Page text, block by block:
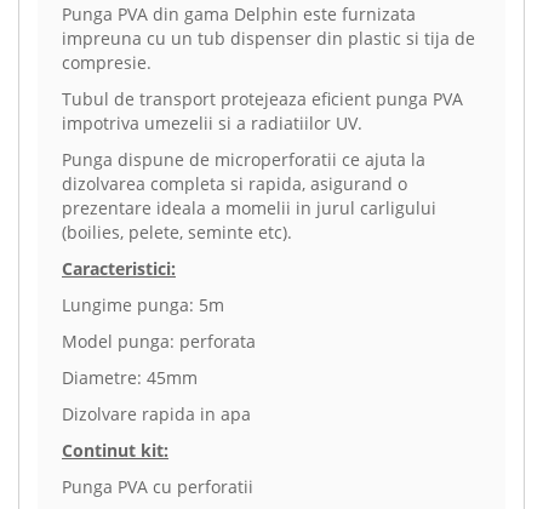
Punga PVA din gama Delphin este furnizata
impreuna cu un tub dispenser din plastic si tija de
compresie.
Tubul de transport protejeaza eficient punga PVA
impotriva umezelii si a radiatiilor UV.
Punga dispune de microperforatii ce ajuta la
dizolvarea completa si rapida, asigurand o
prezentare ideala a momelii in jurul carligului
(boilies, pelete, seminte etc).
Caracteristici:
Lungime punga: 5m
Model punga: perforata
Diametre: 45mm
Dizolvare rapida in apa
Continut kit:
Punga PVA cu perforatii